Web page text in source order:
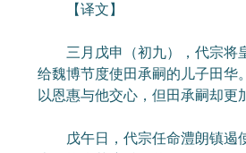
【译文】
三月戊申（初九），代宗将
给魏博节度使田承嗣的儿子田华
以恩惠与他交心，但田承嗣却更
戊午日，代宗任命澧朗镇遏